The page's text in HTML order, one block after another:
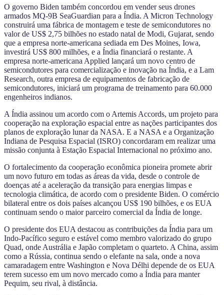
O governo Biden também concordou em vender seus drones
armados MQ-9B SeaGuardian para a Índia. A Micron Technology
construirá uma fábrica de montagem e teste de semicondutores no
valor de US$ 2,75 bilhões no estado natal de Modi, Gujarat, sendo
que a empresa norte-americana sediada em Des Moines, Iowa,
investirá US$ 800 milhões, e a Índia financiará o restante. A
empresa norte-americana Applied lançará um novo centro de
semicondutores para comercialização e inovação na Índia, e a Lam
Research, outra empresa de equipamentos de fabricação de
semicondutores, iniciará um programa de treinamento para 60.000
engenheiros indianos.
A Índia assinou um acordo com o Artemis Accords, um projeto para
cooperação na exploração espacial entre as nações participantes dos
planos de exploração lunar da NASA. E a NASA e a Organização
Indiana de Pesquisa Espacial (ISRO) concordaram em realizar uma
missão conjunta à Estação Espacial Internacional no próximo ano.
O fortalecimento da cooperação econômica pioneira promete abrir
um novo futuro em todas as áreas da vida, desde o controle de
doenças até a aceleração da transição para energias limpas e
tecnologia climática, de acordo com o presidente Biden. O comércio
bilateral entre os dois países alcançou US$ 190 bilhões, e os EUA
continuam sendo o maior parceiro comercial da Índia de longe.
O presidente dos EUA destacou as contribuições da Índia para um
Indo-Pacífico seguro e estável como membro valorizado do grupo
Quad, onde Austrália e Japão completam o quarteto. A China, assim
como a Rússia, continua sendo o elefante na sala, onde a nova
camaradagem entre Washington e Nova Délhi depende de os EUA
terem sucesso em um novo mercado como a Índia para manter
Pequim, seu rival, à distância.